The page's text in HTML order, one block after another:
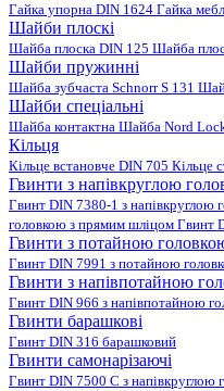
Гайка упорна DIN 1624 Гайка
Шайби плоскі
Шайба плоска DIN 125 Шайба
Шайби пружинні
Шайба зубчаста Schnorr S 131
Шайби спеціальні
Шайба контактна Шайба Nord
Кільця
Кільце встановче DIN 705 Кільце
Гвинти з напівкруглою
Гвинт DIN 7380-1 з напівкруглою
головкою з прямим шліцом Гвинт
Гвинти з потайною
Гвинт DIN 7991 з потайною
Гвинти з напівпотайною
Гвинт DIN 966 з напівпотайною
Гвинти барашкові
Гвинт DIN 316 барашковий
Гвинти самонарізаючі
Гвинт DIN 7500 C з напівкруглою